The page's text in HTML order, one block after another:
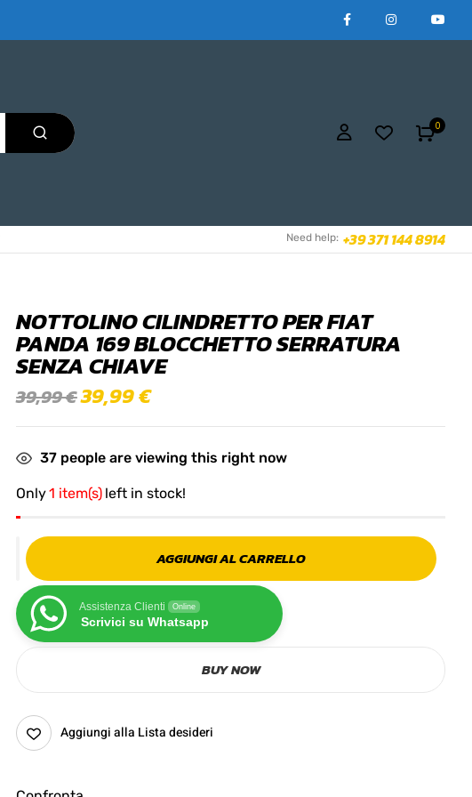
0
Need help: +39 371 144 8914
NOTTOLINO CILINDRETTO PER FIAT
PANDA 169 BLOCCHETTO SERRATURA
SENZA CHIAVE
39,99€39,99€
37 people are viewing this right now
Only1 item(s) left in stock!
AGGIUNGI AL CARRELLO
Assistenza Clienti Online
Scrivici su Whatsapp
BUY NOW
Aggiungi alla Lista desideri